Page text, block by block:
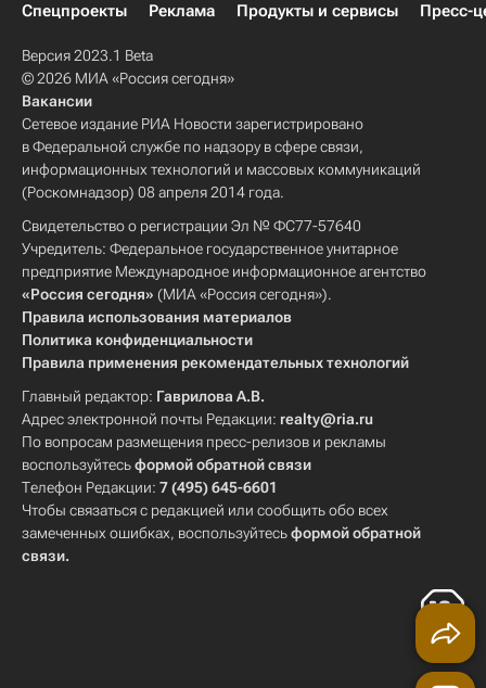
Спецпроекты
Реклама Продукты и сервисы Пресс-
Версия 2023.1 Beta
© 2026 МИА «Россия сегодня»
Вакансии
Сетевое издание РИА Новости зарегистрировано
в Федеральной службе по надзору в сфере связи,
информационных технологий и массовых коммуникаций
(Роскомнадзор) 08 апреля 2014 года.
Свидетельство о регистрации Эл № ФС77-57640
Учредитель: Федеральное государственное унитарное
предприятие Международное информационное агентство
«Россия сегодня» (МИА «Россия сегодня»).
Правила использования материалов
Политика конфиденциальности
Правила применения рекомендательных технологий
Главный редактор: Гаврилова А.В.
Адрес электронной почты Редакции: realty@ria.ru
По вопросам размещения пресс-релизов и рекламы
воспользуйтесьформой обратной связи
Телефон Редакции: 7 (495) 645-6601
Чтобы связаться с редакцией или сообщить обо всех
замеченных ошибках, воспользуйтесьформой обратной
связи.